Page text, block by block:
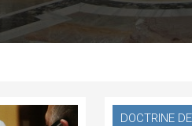
DOCTRINE